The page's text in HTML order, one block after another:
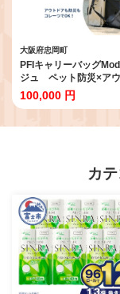
大阪府忠岡町
PFIキャリーバッグ
ジュ ペット防災×ア
ットキャリー【
100,000 円
カ